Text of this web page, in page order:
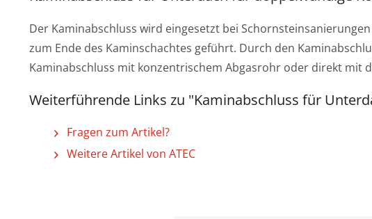
Der Kaminabschluss wird eingesetzt bei
zum Ende des Kaminschachtes geführt. Durch den
Kaminabschluss mit konzentrischem Abgasrohr oder direkt mit
Weiterführende Links zu "Kaminabschluss für
Fragen zum Artikel?
Weitere Artikel von ATEC